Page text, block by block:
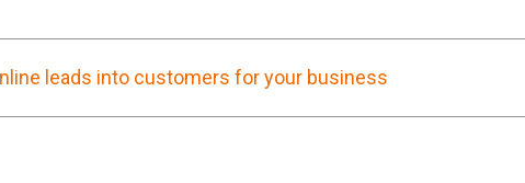
leads into customers for your business